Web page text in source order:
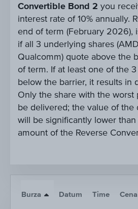
Convertible Bond 2 you
interest rate of 10% annually.
end of term (February 2026),
if all 3 underlying shares
Qualcomm) quote above the
of term. If at least one of the
below the barrier, it results in
Only the share with the worst
be delivered; the value of the
will be significantly lower
amount of the Reverse
Burza Datum Time Cena